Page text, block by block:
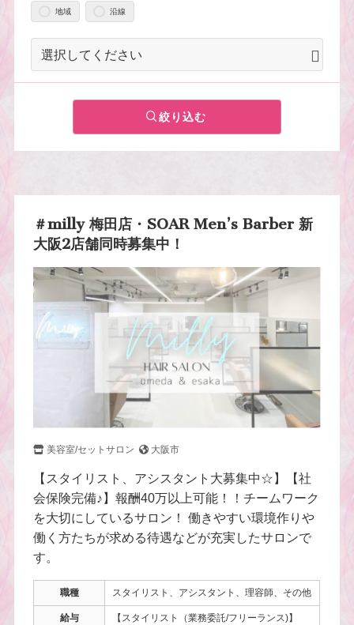
地域 沿線
絞り込む
＃milly 梅田店・SOAR Men’s Barber 新
大阪2店舗同時募集中！
美容室/セットサロン 大阪市
【スタイリスト、アシスタント大募集中☆】【社
会保険完備♪】報酬40万以上可能！！チームワーク
を大切にしているサロン！ 働きやすい環境作りや
働く方たちが求める待遇などが充実したサロンで
す。
職種 スタイリスト、アシスタント、理容師、その他
給与
【スタイリスト（業務委託/フリーランス)】